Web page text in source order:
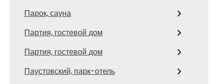
Парок, сауна
Партия, гостевой дом
Партия, гостевой дом
Паустовский, парк-отель